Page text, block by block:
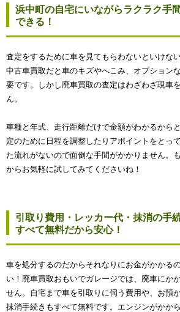
浜中町の自宅にいながらラクラク手
できる！
査定をするために車を見てもらわないといけ
中古車買取だと車のキズやへこみ、オプション
要です。しかし廃車買取の査定はわざわざ現車
ん。
車種と年式、走行距離だけで金額がわかるから
定のために日程を調整したりアポイントをとっ
た流れがないので面倒な手間がかかりません。
からお気軽に試してみてくださいね！
引取り費用・レッカー代・抹消の手
すべて無料だから安心！
車を処分するのだからそれなりにお金がかかる
い！廃車買取おもいでガレージでは、廃車にか
せん。自宅まで車を引取りに伺う費用や、お預
抹消手続きもすべて無料です。エンジンがかか